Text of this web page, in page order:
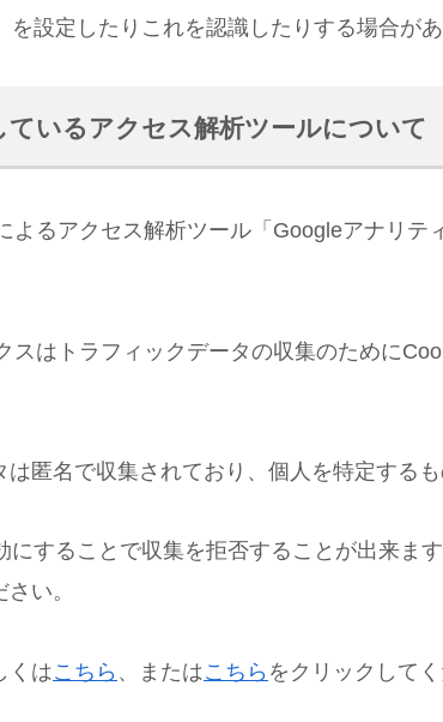
設定したりこれを認識したりする場合があ
ているアクセス解析ツールについて
よるアクセス解析ツール「Googleアナリテ
スはトラフィックデータの収集のために
匿名で収集されており、個人を特定するも
にすることで収集を拒否することが出来ま
い。
くはこちら 、またはこちら をクリックしてく